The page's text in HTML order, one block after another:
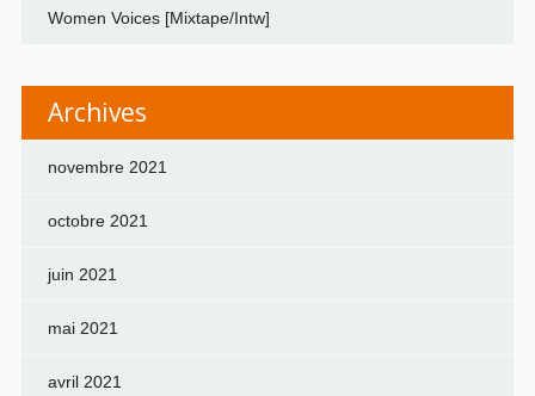
Women Voices [Mixtape/Intw]
Archives
novembre 2021
octobre 2021
juin 2021
mai 2021
avril 2021